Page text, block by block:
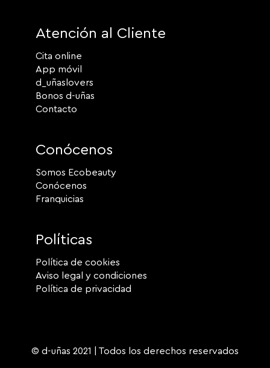
Atención al Cliente
Cita online
App móvil
d_uñaslovers
Bonos d-uñas
Contacto
Conócenos
Somos Ecobeauty
Conócenos
Franquicias
Políticas
Política de cookies
Aviso legal y condiciones
Política de privacidad
© d-uñas 2021 | Todos los derechos reservados